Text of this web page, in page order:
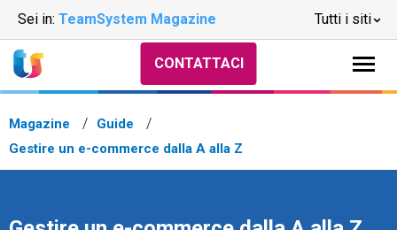
Sei in: TeamSystem Magazine Tutti i siti
CONTATTACI
Magazine
Guide
Gestire un e-commerce dalla A alla Z